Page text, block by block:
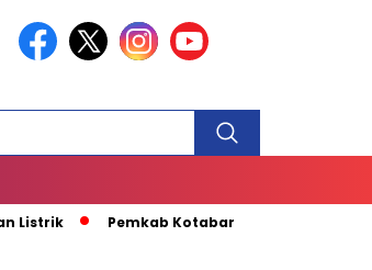
Pemkab Kotabaru Apresiasi Kunjungan